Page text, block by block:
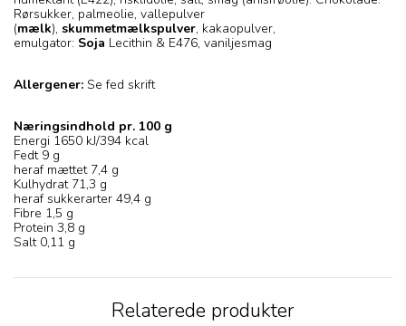
Rørsukker, palmeolie, vallepulver
(mælk), skummetmælkspulver, kakaopulver,
emulgator: Soja Lecithin & E476, vaniljesmag
Allergener: Se fed skrift
Næringsindhold pr. 100 g
Energi 1650 kJ/394 kcal
Fedt 9 g
heraf mættet 7,4 g
Kulhydrat 71,3 g
heraf sukkerarter 49,4 g
Fibre 1,5 g
Protein 3,8 g
Salt 0,11 g
Relaterede produkter